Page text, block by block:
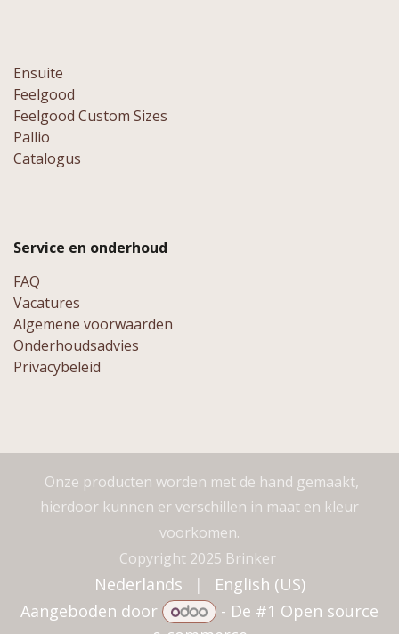
Service en onderhoud
FAQ
Vacatures
Algemene voorwaarden
Onderhoudsadvies
Privacybeleid
Ensuite
Feelgood
Feelgood Custom Sizes
Pallio
Catalogus
Onze producten worden met de hand gemaakt,
hierdoor kunnen er verschillen in maat en kleur
voorkomen.
Copyright 2025 Brinker
Nederlands |
English (US)
Aangeboden door
- De #1 Open source